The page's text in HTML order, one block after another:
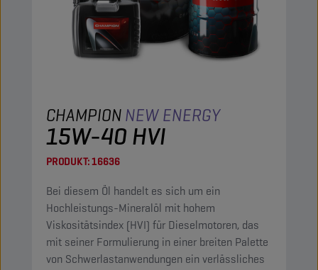
CHAMPIONNEW ENERGY
15W-40 HVI
PRODUKT:16636
Bei diesem Öl handelt es sich um ein
Hochleistungs-Mineralöl mit hohem
Viskositätsindex (HVI) für Dieselmotoren, das
mit seiner Formulierung in einer breiten Palette
von Schwerlastanwendungen ein verlässliches